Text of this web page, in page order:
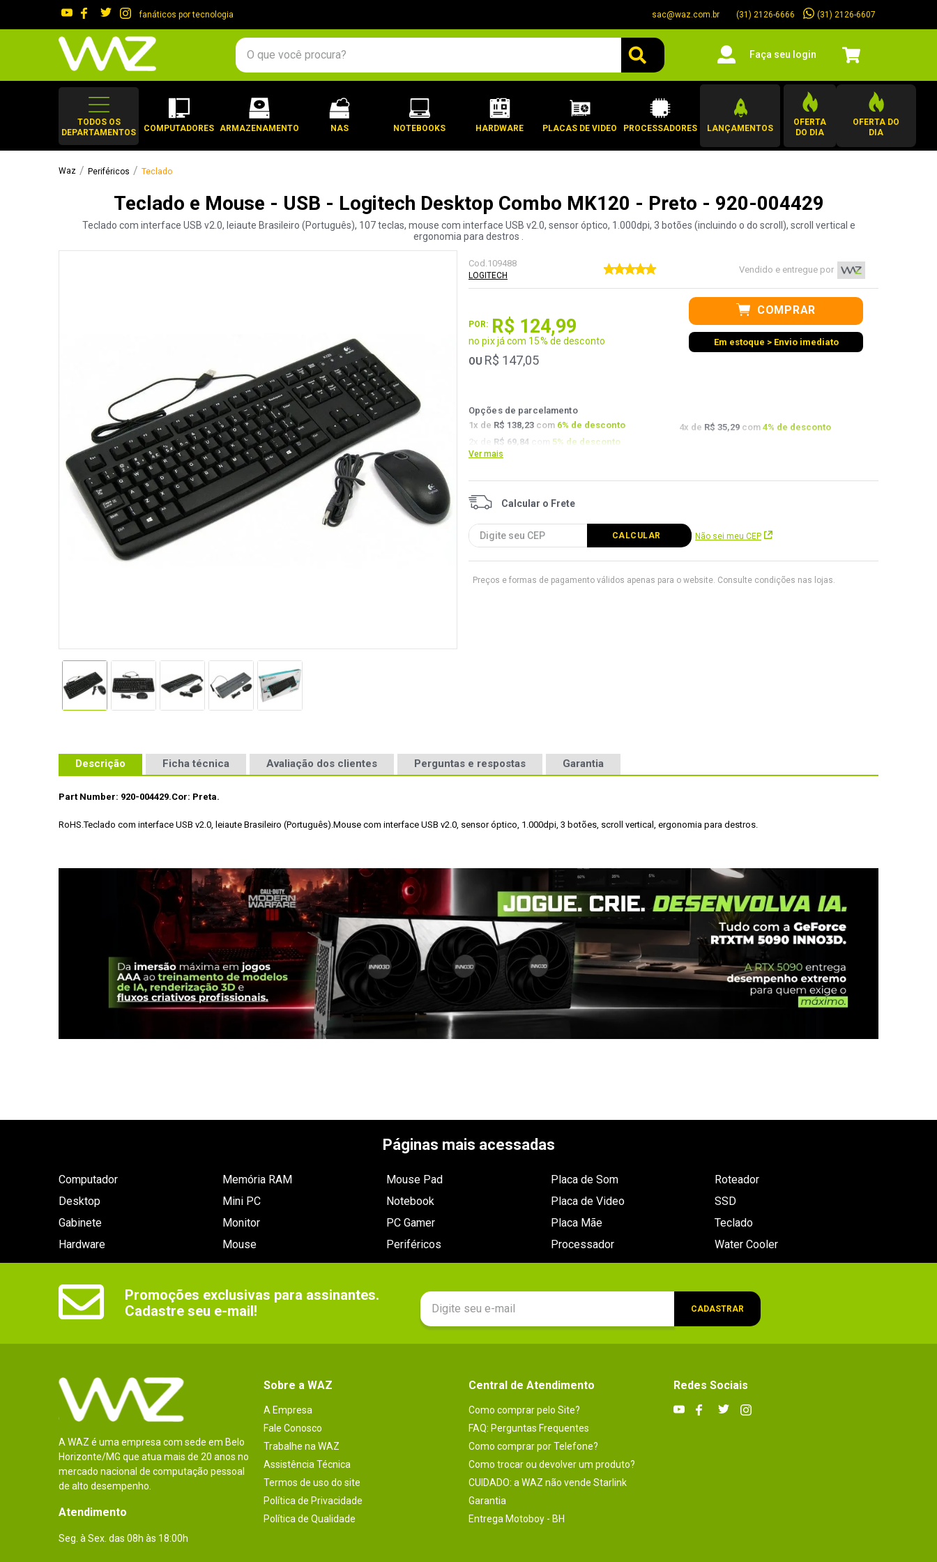
fanáticos por tecnologia sac@waz.com.br (31) 2126-6666 (31) 2126-6607
O que você procura?
Faça seu login
TODOS OS
DEPARTAMENTOS
COMPUTADORES ARMAZENAMENTO NAS NOTEBOOKS HARDWARE PLACAS DE VIDEO PROCESSADORES LANÇAMENTOS
OFERTA
DO DIA
OFERTA DO
DIA
Periféricos Teclado
Teclado e Mouse - USB - Logitech Desktop Combo MK120 - Preto - 920-004429
Teclado com interface USB v2.0, leiaute Brasileiro (Português), 107 teclas, mouse com interface USB v2.0, sensor óptico, 1.000dpi, 3 botões (incluindo o do scroll), scroll vertical e
ergonomia para destros .
Cod.109488
LOGITECH
Vendido e entregue por
POR: R$ 124,99
no pix já com 15% de desconto
OU R$ 147,05
COMPRAR
Em estoque > Envio imediato
Opções de parcelamento
1x de R$ 138,23 com 6% de desconto
2
R$ 69,84 5% de desconto
4x de R$ 35,29 com 4% de desconto
Ver mais
Não sei meu CEP
Preços e formas de pagamento válidos apenas para o website. Consulte condições nas lojas.
Descrição Ficha técnica Avaliação dos clientes Perguntas e respostas Garantia
Part Number: 920-004429.Cor: Preta.
RoHS.Teclado com interface USB v2.0, leiaute Brasileiro (Português).Mouse com interface USB v2.0, sensor óptico, 1.000dpi, 3 botões, scroll vertical, ergonomia para destros.
Páginas mais acessadas
Computador
Desktop
Gabinete
Hardware
Memória RAM
Mini PC
Monitor
Mouse
Mouse Pad
Notebook
PC Gamer
Periféricos
Placa de Som
Placa de Video
Placa Mãe
Processador
Roteador
SSD
Teclado
Water Cooler
Promoções exclusivas para assinantes.
Cadastre seu e-mail!
CADASTRAR
A WAZ é uma empresa com sede em Belo
Horizonte/MG que atua mais de 20 anos no
mercado nacional de computação pessoal
de alto desempenho.
Atendimento
Seg. à Sex. das 08h às 18:00h
Sobre a WAZ
A Empresa
Fale Conosco
Trabalhe na WAZ
Assistência Técnica
Termos de uso do site
Política de Privacidade
Política de Qualidade
Central de Atendimento
Como comprar pelo Site?
FAQ: Perguntas Frequentes
Como comprar por Telefone?
Como trocar ou devolver um produto?
CUIDADO: a WAZ não vende Starlink
Garantia
Entrega Motoboy - BH
Redes Sociais
gabinete
2º
keychron
5º
openbox
6º
jonsbo